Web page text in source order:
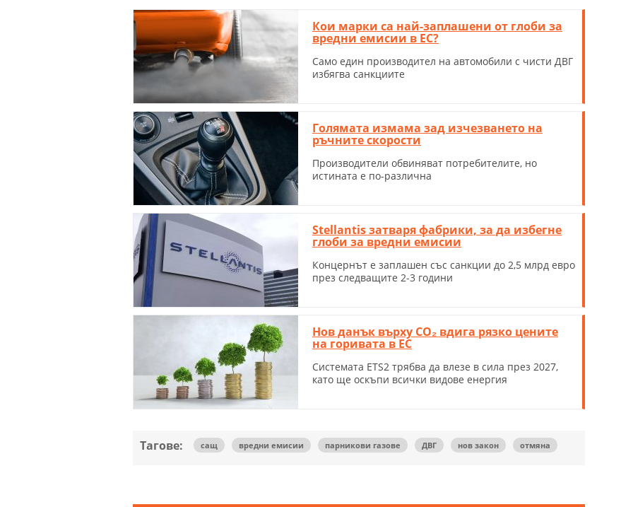
Кои марки са най-заплашени от глоби за
вредни емисии в ЕС?
Само един производител на автомобили с чисти ДВГ
избягва санкциите
Голямата измама зад изчезването на
ръчните скорости
Производители обвиняват потребителите, но
истината е по-различна
Stellantis затваря фабрики, за да избегне
глоби за вредни емисии
Концернът е заплашен със санкции до 2,5 млрд евро
през следващите 2-3 години
Нов данък върху CO₂ вдига рязко цените
на горивата в ЕС
Системата ETS2 трябва да влезе в сила през 2027,
като ще оскъпи всички видове енергия
Тагове: сащ вредни емисии парникови газове ДВГ нов закон отмяна